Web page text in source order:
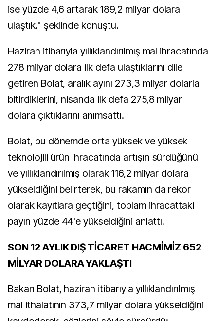
ise yüzde 4,6 artarak 189,2 milyar dolara
ulaştık." şeklinde konuştu.
Haziran itibarıyla yıllıklandırılmış mal ihracatında
278 milyar dolara ilk defa ulaştıklarını dile
getiren Bolat, aralık ayını 273,3 milyar dolarla
bitirdiklerini, nisanda ilk defa 275,8 milyar
dolara çıktıklarını anımsattı.
Bolat, bu dönemde orta yüksek ve yüksek
teknolojili ürün ihracatında artışın sürdüğünü
ve yıllıklandırılmış olarak 116,2 milyar dolara
yükseldiğini belirterek, bu rakamın da rekor
olarak kayıtlara geçtiğini, toplam ihracattaki
payın yüzde 44'e yükseldiğini anlattı.
SON 12 AYLIK DIŞ TİCARET HACMİMİZ 652
MİLYAR DOLARA YAKLAŞTI
Bakan Bolat, haziran itibarıyla yıllıklandırılmış
mal ithalatının 373,7 milyar dolara yükseldiğini